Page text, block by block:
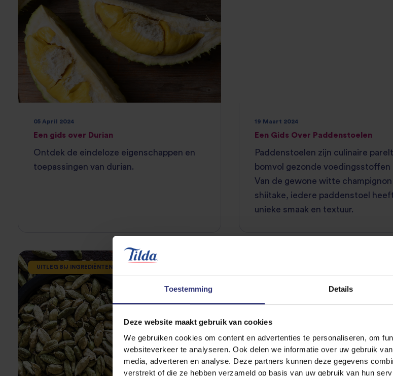
Toestemming Details
Deze website maakt gebruik van cookies
We gebruiken cookies om content en advertenties te personaliseren, om
websiteverkeer te analyseren. Ook delen we informatie over uw gebruik
media, adverteren en analyse. Deze partners kunnen deze gegevens
verstrekt of die ze hebben verzameld op basis van uw gebruik van hun
05 April 2024
Een gids over Durian
Ontdek de eindeloze eigenschappen en
toepassingen van durian.
19 Maart 2024
Een Gids Over Paddenstoelen
Paddenstoelen zijn culinaire
bomvol gezonde voedingsstoffen
Van de gewone witte
shiitake, iedere paddenstoel
unieke smaak en textuur.
UITLEG BIJ INGREDIËNTEN